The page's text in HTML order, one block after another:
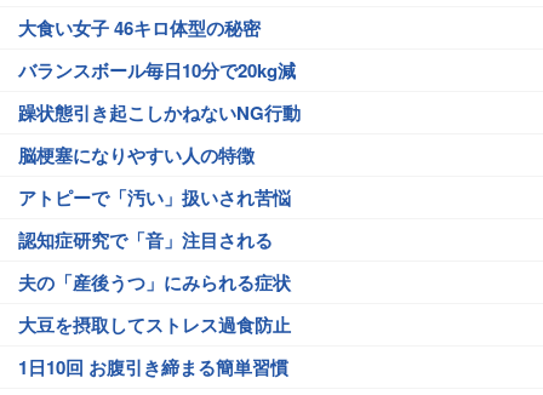
大食い女子 46キロ体型の秘密
バランスボール毎日10分で20kg減
躁状態引き起こしかねないNG行動
脳梗塞になりやすい人の特徴
アトピーで「汚い」扱いされ苦悩
認知症研究で「音」注目される
夫の「産後うつ」にみられる症状
大豆を摂取してストレス過食防止
1日10回 お腹引き締まる簡単習慣